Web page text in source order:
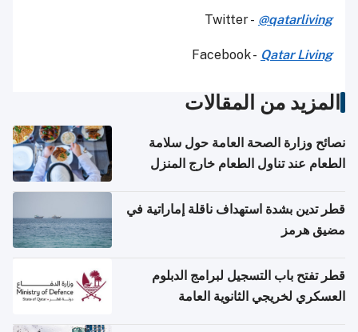
Twitter - @qatarliving
Facebook - Qatar Living
المزيد من المقالات
نصائح وزارة الصحة العامة حول سلامة
الطعام عند تناول الطعام خارج المنزل
قطر تدين بشدة استهداف ناقلة إماراتية في
مضيق هرمز
قطر تفتح باب التسجيل لبرامج الدبلوم
العسكري لخريجي الثانوية العامة